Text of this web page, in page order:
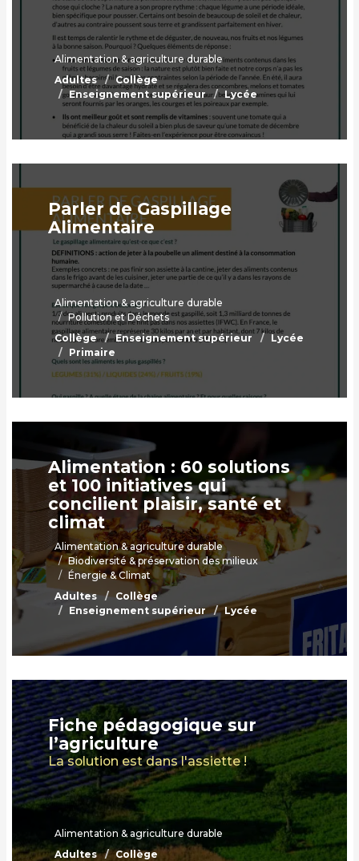
Alimentation & agriculture durable
Adultes
Collège
Enseignement supérieur
Lycée
Parler de Gaspillage
Alimentaire
Alimentation & agriculture durable
Pollution et Déchets
Collège
Enseignement supérieur
Lycée
Primaire
Alimentation : 60 solutions
et 100 initiatives qui
concilient plaisir, santé et
climat
Alimentation & agriculture durable
Biodiversité & préservation des milieux
Énergie & Climat
Adultes
Collège
Enseignement supérieur
Lycée
Fiche pédagogique sur
l’agriculture
La solution est dans l'assiette !
Alimentation & agriculture durable
Adultes
Collège